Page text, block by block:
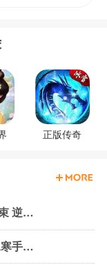
正版传奇
逆水寒手游周年庆时装自选什么时候结束 逆水寒手游周年庆时装结束时间
逆水寒手游白露惑心时装上线时间 逆水寒手游白露惑心时装售价